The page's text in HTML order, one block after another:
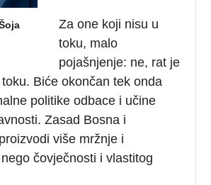
Za one koji nisu u
toku, malo
pojašnjenje: ne, rat je
Biće okončan tek onda
politike odbace i učine
Zasad Bosna i
više mržnje i
čovječnosti i vlastitog